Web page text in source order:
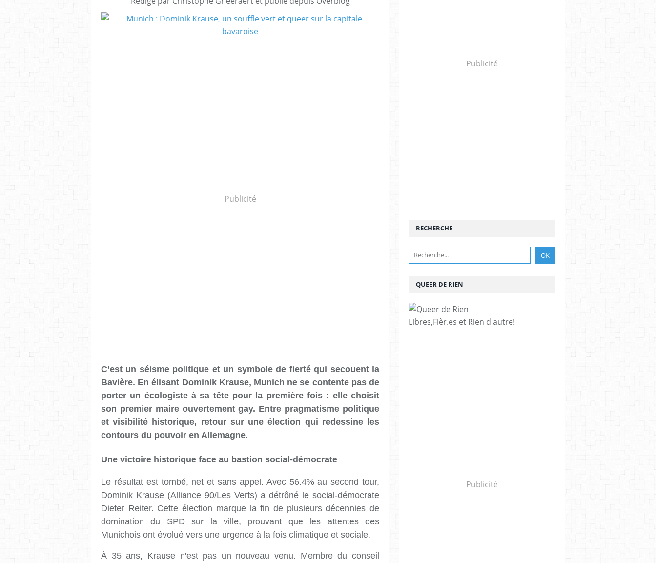
Publicité
C’est un séisme politique et un symbole de fierté qui secouent la
Bavière. En élisant Dominik Krause, Munich ne se contente pas de
porter un écologiste à sa tête pour la première fois : elle choisit
son premier maire ouvertement gay. Entre pragmatisme politique
et visibilité historique, retour sur une élection qui redessine les
contours du pouvoir en Allemagne.
Une victoire historique face au bastion social-démocrate
Le résultat est tombé, net et sans appel. Avec 56.4%au second tour,
Dominik Krause (Alliance 90/Les Verts) a détrôné le social-démocrate
Dieter Reiter. Cette élection marque la fin de plusieurs décennies de
domination du SPD sur la ville, prouvant que les attentes des
Munichois ont évolué vers une urgence à la fois climatique et sociale.
À 35 ans, Krause n'est pas un nouveau venu. Membre du conseil
Publicité
RECHERCHE
QUEER DE RIEN
Libres,Fièr.es et Rien d'autre!
Publicité